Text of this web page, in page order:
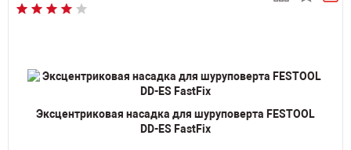
Эксцентриковая насадка для шуруповерта FESTOOL
DD-ES FastFix